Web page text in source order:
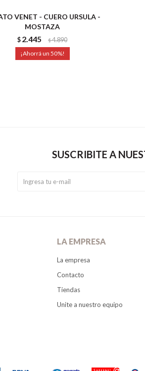
VENET - CUERO URSULA -
MOSTAZA
$2.445 $4.890
50
LA EMPRESA
La empresa
Contacto
Tiendas
Unite a nuestro equipo
SUSCRIBITE A